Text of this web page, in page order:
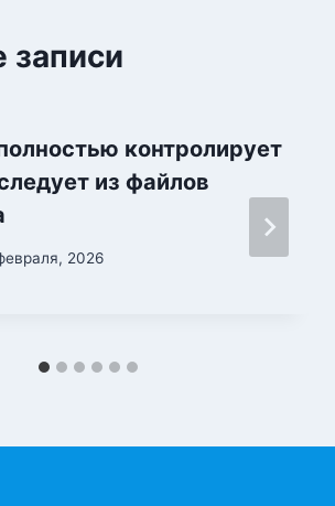
записи
контролирует
из файлов
2026